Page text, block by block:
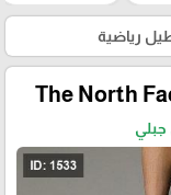
رياضية
The North